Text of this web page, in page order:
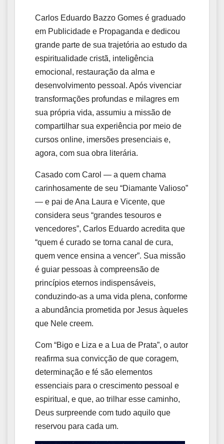
Carlos Eduardo Bazzo Gomes é graduado
em Publicidade e Propaganda e dedicou
grande parte de sua trajetória ao estudo da
espiritualidade cristã, inteligência
emocional, restauração da alma e
desenvolvimento pessoal. Após vivenciar
transformações profundas e milagres em
sua própria vida, assumiu a missão de
compartilhar sua experiência por meio de
cursos online, imersões presenciais e,
agora, com sua obra literária.
Casado com Carol — a quem chama
carinhosamente de seu “Diamante Valioso”
— e pai de Ana Laura e Vicente, que
considera seus “grandes tesouros e
vencedores”, Carlos Eduardo acredita que
“quem é curado se torna canal de cura,
quem vence ensina a vencer”. Sua missão
é guiar pessoas à compreensão de
princípios eternos indispensáveis,
conduzindo-as a uma vida plena, conforme
a abundância prometida por Jesus àqueles
que Nele creem.
Com “Bigo e Liza e a Lua de Prata”, o autor
reafirma sua convicção de que coragem,
determinação e fé são elementos
essenciais para o crescimento pessoal e
espiritual, e que, ao trilhar esse caminho,
Deus surpreende com tudo aquilo que
reservou para cada um.